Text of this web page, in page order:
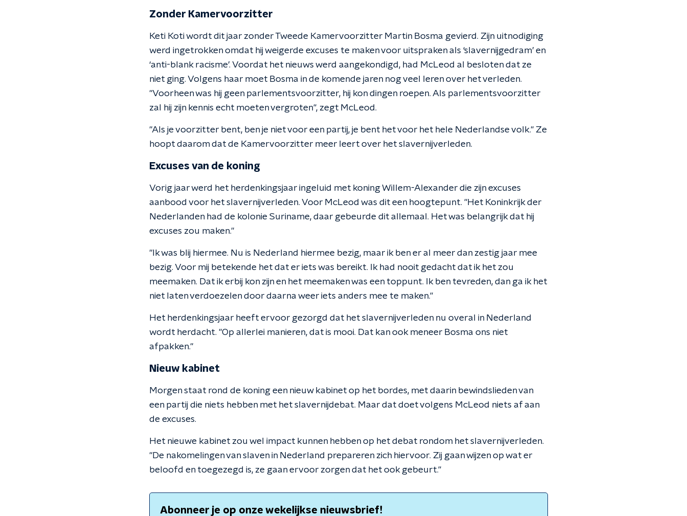
Zonder Kamervoorzitter
Keti Koti wordt dit jaar zonder Tweede Kamervoorzitter Martin Bosma gevierd. Zijn uitnodiging
werd ingetrokken omdat hij weigerde excuses te maken voor uitspraken als ‘slavernijgedram’ en
‘anti-blank racisme’. Voordat het nieuws werd aangekondigd, had McLeod al besloten dat ze
niet ging. Volgens haar moet Bosma in de komende jaren nog veel leren over het verleden.
"Voorheen was hij geen parlementsvoorzitter, hij kon dingen roepen. Als parlementsvoorzitter
zal hij zijn kennis echt moeten vergroten", zegt McLeod.
"Als je voorzitter bent, ben je niet voor een partij, je bent het voor het hele Nederlandse volk." Ze
hoopt daarom dat de Kamervoorzitter meer leert over het slavernijverleden.
Excuses van de koning
Vorig jaar werd het herdenkingsjaar ingeluid met koning Willem-Alexander die zijn excuses
aanbood voor het slavernijverleden. Voor McLeod was dit een hoogtepunt. "Het Koninkrijk der
Nederlanden had de kolonie Suriname, daar gebeurde dit allemaal. Het was belangrijk dat hij
excuses zou maken."
"Ik was blij hiermee. Nu is Nederland hiermee bezig, maar ik ben er al meer dan zestig jaar mee
bezig. Voor mij betekende het dat er iets was bereikt. Ik had nooit gedacht dat ik het zou
meemaken. Dat ik erbij kon zijn en het meemaken was een toppunt. Ik ben tevreden, dan ga ik het
niet laten verdoezelen door daarna weer iets anders mee te maken."
Het herdenkingsjaar heeft ervoor gezorgd dat het slavernijverleden nu overal in Nederland
wordt herdacht. "Op allerlei manieren, dat is mooi. Dat kan ook meneer Bosma ons niet
afpakken."
Nieuw kabinet
Morgen staat rond de koning een nieuw kabinet op het bordes, met daarin bewindslieden van
een partij die niets hebben met het slavernijdebat. Maar dat doet volgens McLeod niets af aan
de excuses.
Het nieuwe kabinet zou wel impact kunnen hebben op het debat rondom het slavernijverleden.
"De nakomelingen van slaven in Nederland prepareren zich hiervoor. Zij gaan wijzen op wat er
beloofd en toegezegd is, ze gaan ervoor zorgen dat het ook gebeurt."
Abonneer je op onze wekelijkse nieuwsbrief!